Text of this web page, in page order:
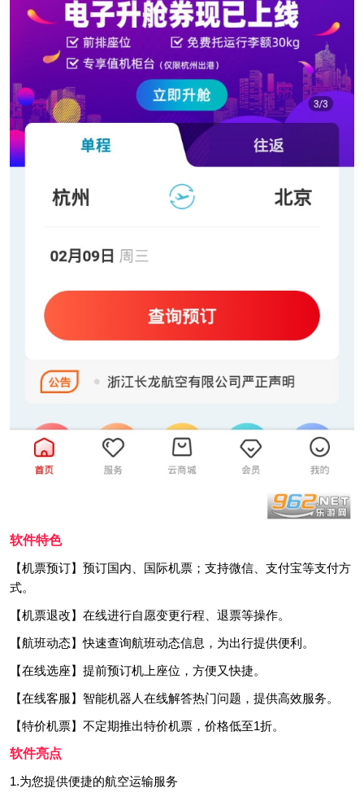
软件特色
【机票预订】预订国内、国际机票；支持微信、支付宝等支付方
式。
【机票退改】在线进行自愿变更行程、退票等操作。
【航班动态】快速查询航班动态信息，为出行提供便利。
【在线选座】提前预订机上座位，方便又快捷。
【在线客服】智能机器人在线解答热门问题，提供高效服务。
【特价机票】不定期推出特价机票，价格低至1折。
软件亮点
1.为您提供便捷的航空运输服务